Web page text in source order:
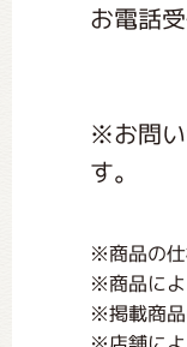
お電話
※お問い
す。
※商品の仕
※商品によ
※掲載商品